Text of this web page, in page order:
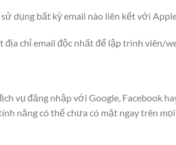
dụng bất kỳ email nào liên kết với
địa chỉ email độc nhất để lập trình viên/
vụ đăng nhập với Google, Facebook
năng có thể chưa có mặt ngay trên